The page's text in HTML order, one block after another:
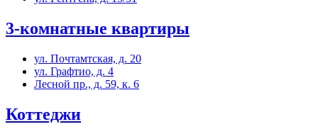
3-комнатные квартиры
ул. Почтамтская, д. 20
ул. Графтио, д. 4
Лесной пр., д. 59, к. 6
Коттеджи